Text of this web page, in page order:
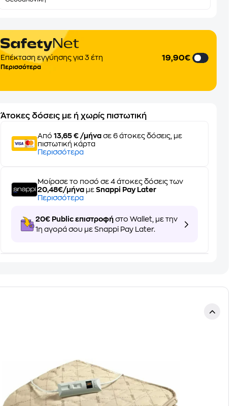
Επέκταση εγγύησης για 3 έτη
Περισσότερα
19,90€
Άτοκες δόσεις με ή χωρίς πιστωτική
Από13,65 € /μήνα σε 6 άτοκες δόσεις, με
πιστωτική κάρτα
Περισσότερα
Μοίρασε το ποσό σε 4 άτοκες δόσεις των
20,48€/μήνα μεSnappi Pay Later
Περισσότερα
20€ Public επιστροφή στο Wallet, με την
1η αγορά σου με Snappi Pay Later.